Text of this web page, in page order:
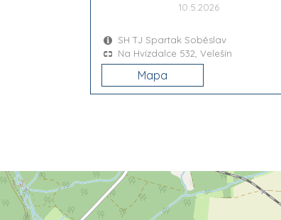
10.5.2026
SH TJ Spartak Soběslav
Na Hvízdalce 532, Velešín
Mapa